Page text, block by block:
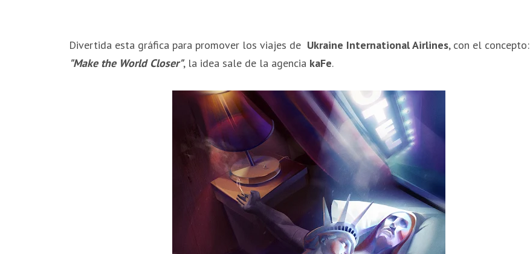
Divertida esta gráfica para promover los viajes de Ukraine International Airlines, con el concepto:
"Make the World Closer", la idea sale de la agencia kaFe.